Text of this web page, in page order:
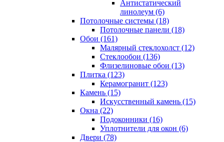
Антистатический
линолеум (6)
Потолочные системы (18)
Потолочные панели (18)
Обои (161)
Малярный стеклохолст (12)
Стеклообои (136)
Флизелиновые обои (13)
Плитка (123)
Керамогранит (123)
Камень (15)
Искусственный камень (15)
Окна (22)
Подоконники (16)
Уплотнители для окон (6)
Двери (78)